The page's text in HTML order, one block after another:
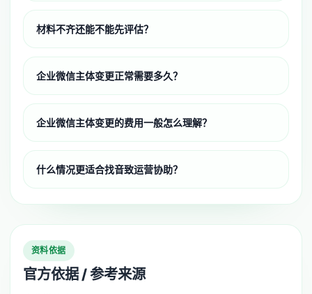
材料不齐还能不能先评估？
企业微信主体变更正常需要多久？
企业微信主体变更的费用一般怎么理解？
什么情况更适合找音致运营协助？
资料依据
官方依据 / 参考来源